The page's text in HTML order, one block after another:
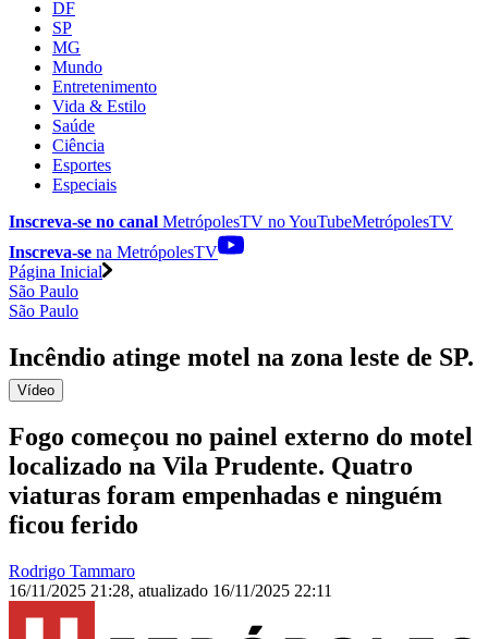
DF
SP
MG
Mundo
Entretenimento
Vida & Estilo
Saúde
Ciência
Esportes
Especiais
Inscreva-se no canal MetrópolesTV noYouTubeMetrópolesTV
Inscreva-se na MetrópolesTV
Página Inicial
São Paulo
São Paulo
Incêndio atinge motel na zona leste de SP.
Vídeo
Fogo começou no painel externo do motel
localizado na Vila Prudente. Quatro
viaturas foram empenhadas e ninguém
ficou ferido
Rodrigo Tammaro
16/11/2025 21:28, atualizado 16/11/2025 22:11